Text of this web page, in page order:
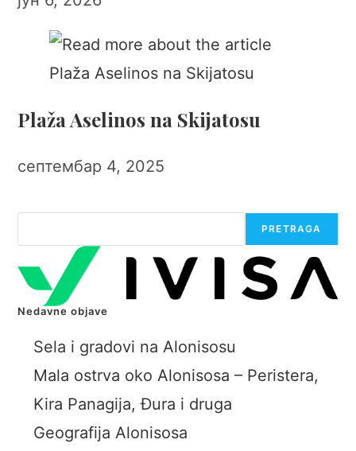
Plaža Aselinos na Skijatosu
септембар 4, 2025
PRETRAGA
Nedavne objave
Sela i gradovi na Alonisosu
Mala ostrva oko Alonisosa – Peristera,
Kira Panagija, Đura i druga
Geografija Alonisosa